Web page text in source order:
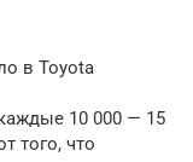
в Toyota
10 000 — 15
того, что